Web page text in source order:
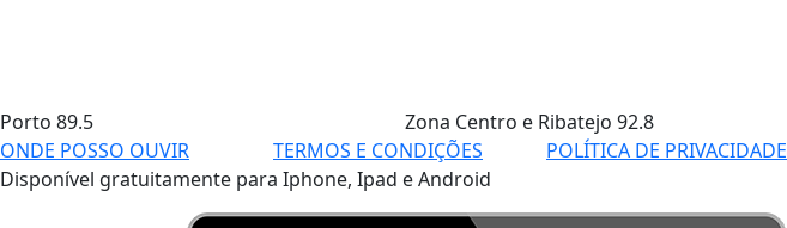
Porto 89.5 Zona Centro e Ribatejo 92.8
ONDE POSSO OUVIR
TERMOS E CONDIÇÕES POLÍTICA DE PRIVACIDADE
Disponível gratuitamente para Iphone, Ipad e Android